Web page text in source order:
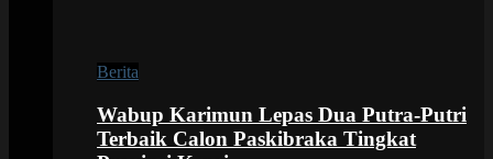
Berita
Wabup Karimun Lepas Dua Putra-Putri
Terbaik Calon Paskibraka Tingkat